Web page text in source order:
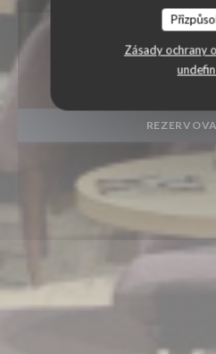
Zásady ochrany
BISTRO DE GIF
|GIF-